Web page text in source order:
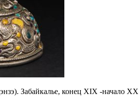
Забайкалье, конец XIX -начало XX